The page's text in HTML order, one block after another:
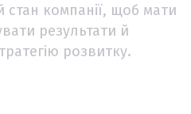
стан компанії, щоб мати
результати й
розвитку.